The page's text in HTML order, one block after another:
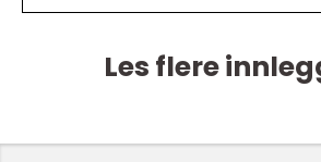
Les flere